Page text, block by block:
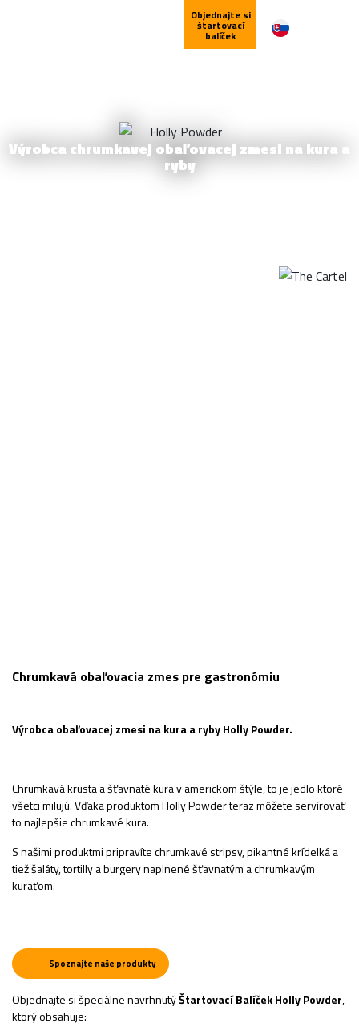
Objednajte si
štartovací
balíček
Výrobca chrumkavej obaľovacej zmesi na kura a
ryby
Chrumkavá obaľovacia zmes pre gastronómiu
Výrobca obaľovacej zmesi na kura a ryby Holly Powder.
Chrumkavá krusta a šťavnaté kura v americkom štýle, to je jedlo ktoré
všetci milujú. Vďaka produktom Holly Powder teraz môžete servírovať
to najlepšie chrumkavé kura.
S našimi produktmi pripravíte chrumkavé stripsy, pikantné krídelká a
tiež šaláty, tortilly a burgery naplnené šťavnatým a chrumkavým
kuraťom.
Spoznajte naše produkty
Objednajte si špeciálne navrhnutýŠtartovací Balíček Holly Powder,
ktorý obsahuje: